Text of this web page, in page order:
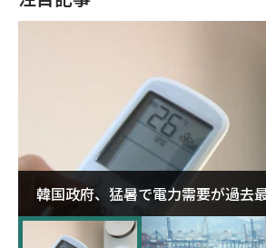
韓国政府、猛暑で電力需要が過去
に需給対応体制を点検